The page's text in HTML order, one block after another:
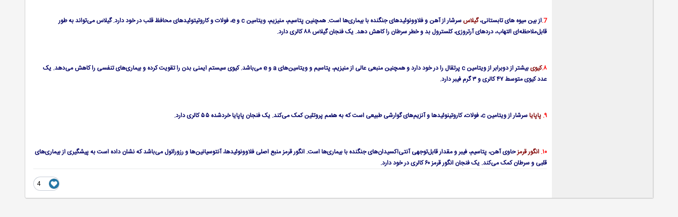
7.از بین میوه های تابستانی،گیلاس
سرشار از آهن و فلاوونوئیدهای جنگنده با بیماری‌ها است. همچنین پتاسیم، منیزیم، ویتامین c و e، فولات و کاروتیتوئیدهای محافظ قلب در خود دارد. گیلاس می‌تواند به طور
قابل‌ملاحظه‌ای التهاب، دردهای آرتروزی، کلسترول بد و خطر سرطان را کاهش دهد. یک فنجان گیلاس ۸۸ کالری دارد.
۸.کیوی
بیشتر از دوبرابر از ویتامین c پرتقال را در خود دارد و همچنین منبعی عالی از منیزیم، پتاسیم و ویتامین‌های a و e می‌باشد. کیوی سیستم ایمنی بدن را تقویت کرده و بیماری‌های تنفسی را کاهش می‌دهد. یک
عدد کیوی متوسط ۴۷ کالری و ۳ گرم فیبر دارد.
۹. پاپایاسرشار از ویتامین c، فولات، کاروتینوئیدها و آنزیم‌های گوارشی طبیعی است که به هضم پروتئین کمک می‌کند. یک فنجان پاپایا خردشده ۵۵ کالری دارد.
۱۰. انگور قرمزحاوی آهن، پتاسیم، فیبر و مقدار قابل‌توجهی آنتی‌اکسیدان‌های جنگنده با بیماری‌ها است. انگور قرمز منبع اصلی فلاوونو‌ئیدها، آنتوسیانین‌ها و رزوراتول می‌باشد که نشان داده است به پیشگیری از بیماری‌های
قلبی و سرطان کمک می‌کند. یک فنجان انگور قرمز ۶۰ کالری در خود دارد.
4